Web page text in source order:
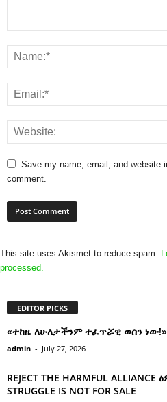
Save my name, email, and website
comment.
This site uses Akismet to reduce spam.
processed.
EDITOR PICKS
«ተከዜ ለሁለታችንም ተፈጥሯዊ ወሰን ነው!»
admin - July 27, 2026
REJECT THE HARMFUL
STRUGGLE IS NOT FOR SALE